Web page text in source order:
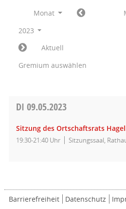
Monat
2023
Aktuell
Gremium auswählen
DI 09.05.2023
Sitzung des Ortschaftsrats
19:30-21:40 Uhr Sitzungssaal,
Barrierefreiheit Datenschutz